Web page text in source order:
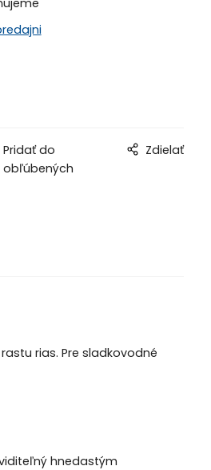
Pridať do
obľúbených
Zdielať
rias. Pre sladkovodné
hnedastým